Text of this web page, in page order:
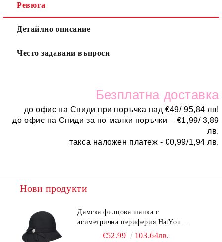
Ревюта
Детайлно описание
Често задавани въпроси
Безплатна доставка
до офис на Спиди при поръчка над€49/ 95,84 лв!
до офис на Спиди за по-малки поръчки - €1,99/ 3,89
лв.
такса наложен платеж -€0,99/1,94 лв.
Нови продукти
Дамска филцова шапка с
асиметрична периферия HatYou
CF0376 | Черен
€52.99 103.64лв.